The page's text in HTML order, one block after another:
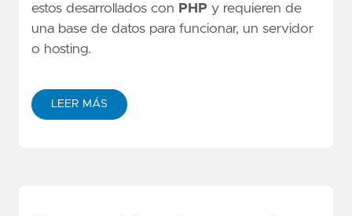
estos desarrollados con PHP y requieren de
una base de datos para funcionar, un servidor
o hosting.
LEER MÁS